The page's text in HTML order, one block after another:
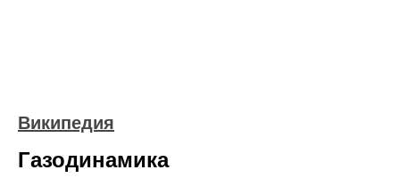
Википедия
Газодинамика